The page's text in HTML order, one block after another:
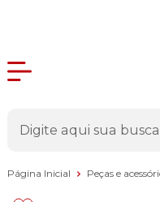
Página Inicial Peças e